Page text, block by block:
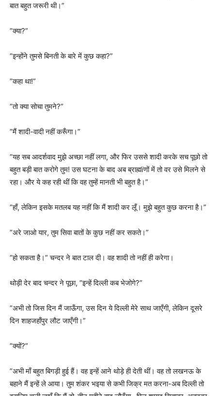
बात बहुत जरूरी थी।”
”क्या?”
”इन्होंने तुमसे बिनती के बारे में कुछ कहा?”
”कहा था!”
”तो क्या सोचा तुमने?”
”मैं शादी-वादी नहीं करूँगा।”
”यह सब आदर्शवाद मुझे अच्छा नहीं लगा, और फिर उससे शादी करके सच पूछो तो
बहुत बड़ी बात करोगे तुम! उस घटना के बाद अब ब्राह्मïणों में तो वर उसे मिलने से
रहा। और ये कह रही थीं कि वह तुम्हें मानती भी बहुत है।”
”हाँ, लेकिन इसके मतलब यह नहीं कि मैं शादी कर लूँ। मुझे बहुत कुछ करना है।”
”अरे जाओ यार, तुम सिवा बातों के कुछ नहीं कर सकते।”
”हो सकता है।” चन्दर ने बात टाल दी। वह शादी तो नहीं ही करेगा।
थोड़ी देर बाद चन्दर ने पूछा, ”इन्हें दिल्ली कब भेजोगे?”
”अभी तो जिस दिन मैं जाऊँगा, उस दिन ये दिल्ली मेरे साथ जाएँगी, लेकिन दूसरे
दिन शाहजहाँपुर लौट जाएँगी।”
”क्यों?”
”अभी माँ बहुत बिगड़ी हुई हैं। वह इन्हें आने थोड़े ही देती थीं। वह तो लखनऊ के
बहाने मैं इन्हें ले आया। तुम शंकर भइया से कभी जिक्र मत करना-अब दिल्ली तो